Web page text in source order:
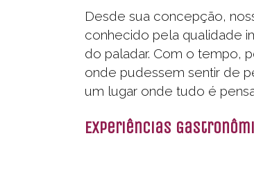
Desde sua concepção,
conhecido pela qualidade
do paladar. Com o tempo,
onde pudessem sentir de
um lugar onde tudo é
Experiências